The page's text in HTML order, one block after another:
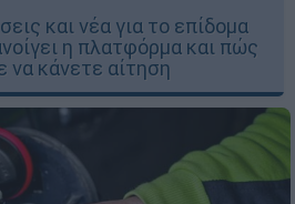
και νέα για το επίδομα
η πλατφόρμα και πώς
να κάνετε αίτηση